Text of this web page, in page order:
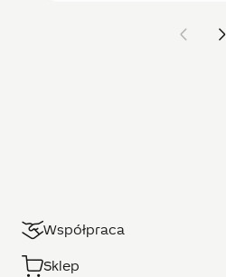
Współpraca
Sklep